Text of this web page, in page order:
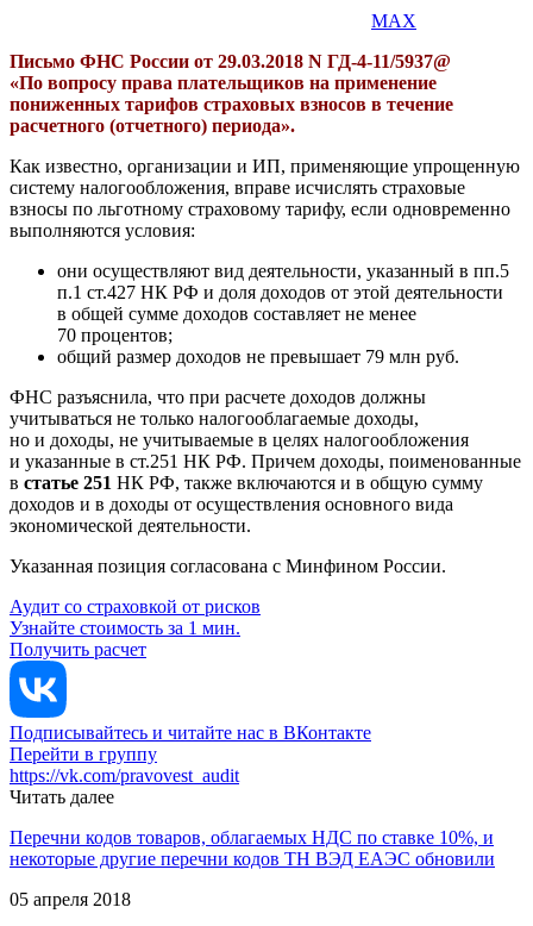
MAX
Письмо ФНС России от 29.03.2018 N ГД-4-11/5937@
«По вопросу права плательщиков на применение
пониженных тарифов страховых взносов в течение
расчетного (отчетного) периода».
Как известно, организации и ИП, применяющие упрощенную
систему налогообложения, вправе исчислять страховые
взносы по льготному страховому тарифу, если одновременно
выполняются условия:
они осуществляют вид деятельности, указанный в пп.5
п.1 ст.427 НК РФ и доля доходов от этой деятельности
в общей сумме доходов составляет не менее
70 процентов;
общий размер доходов не превышает 79 млн руб.
ФНС разъяснила, что при расчете доходов должны
учитываться не только налогооблагаемые доходы,
но и доходы, не учитываемые в целях налогообложения
и указанные в ст.251 НК РФ. Причем доходы, поименованные
в статье 251 НК РФ, также включаются и в общую сумму
доходов и в доходы от осуществления основного вида
экономической деятельности.
Указанная позиция согласована с Минфином России.
Аудит со страховкой от рисков
Узнайте стоимость за 1 мин.
Получить расчет
Подписывайтесь и читайте нас в ВКонтакте
Перейти в группу
https://vk.com/pravovest_audit
Читать далее
Перечни кодов товаров, облагаемых НДС по ставке 10%, и
некоторые другие перечни кодов ТН ВЭД ЕАЭС обновили
05 апреля 2018